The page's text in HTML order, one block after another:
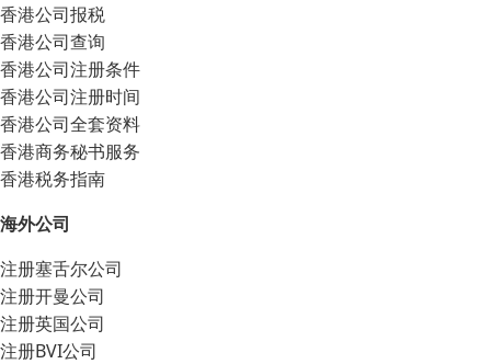
香港公司报税
香港公司查询
香港公司注册条件
香港公司注册时间
香港公司全套资料
香港商务秘书服务
香港税务指南
海外公司
注册塞舌尔公司
注册开曼公司
注册英国公司
注册BVI公司